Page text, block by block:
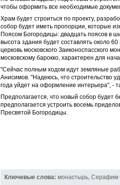
чтобы оформить все необходимые
Храм будет строиться по проекту,
собор будет иметь пропорции, которые
Поясом Богородицы: двадцать поясов в
высота здания будет составлять около
церковь московского Заиконоспасского
московскому барокко, характерен для
"Сейчас полным ходом идут земляные
Анисимов. "Надеюсь, что строительство
года уйдет на оформление интерьера", -
Предполагается, что новый собор будет
предполагается устроить восемь
Пресвятой Богородицы.
Ключевые слова: монастырь Серафим